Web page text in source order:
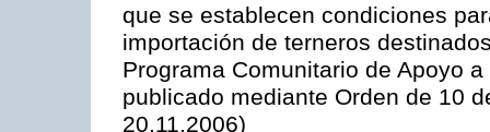
que se establecen condiciones
importación de terneros
Programa Comunitario de Apoyo
publicado mediante Orden de 10
20.11.2006)